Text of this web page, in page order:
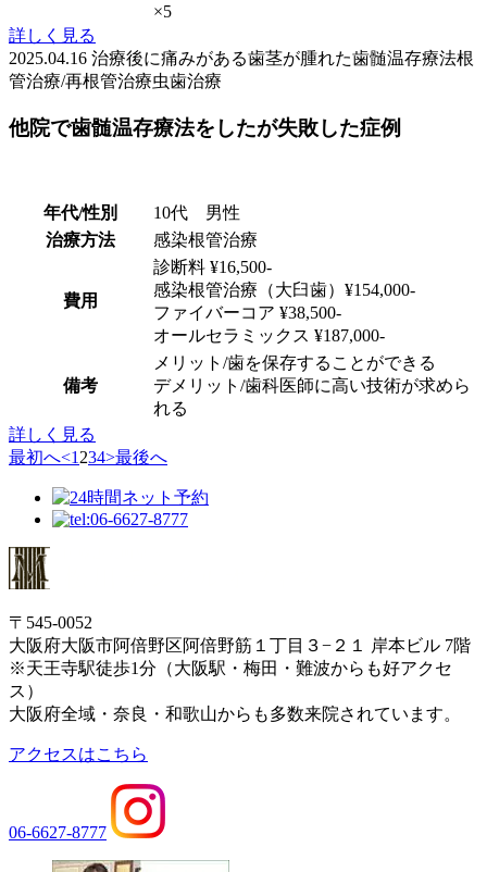
×5
詳しく見る
2025.04.16 治療後に痛みがある歯茎が腫れた歯髄温存療法根
管治療/再根管治療虫歯治療
他院で歯髄温存療法をしたが失敗した症例
年代/性別
10代 男性
治療方法
感染根管治療
費用
診断料 ¥16,500-
感染根管治療（大臼歯）¥154,000-
ファイバーコア ¥38,500-
オールセラミックス ¥187,000-
備考
メリット/歯を保存することができる
デメリット/歯科医師に高い技術が求めら
れる
詳しく見る
最初へ<1234>最後へ
〒545-0052
大阪府大阪市阿倍野区阿倍野筋１丁目３−２１ 岸本ビル 7階
※天王寺駅徒歩1分（大阪駅・梅田・難波からも好アクセ
ス）
大阪府全域・奈良・和歌山からも多数来院されています。
アクセスはこちら
06-6627-8777